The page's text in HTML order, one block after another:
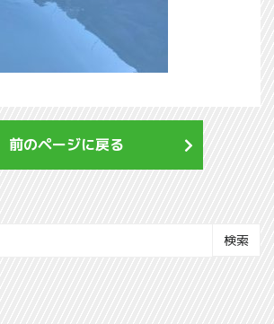
前のページに戻る